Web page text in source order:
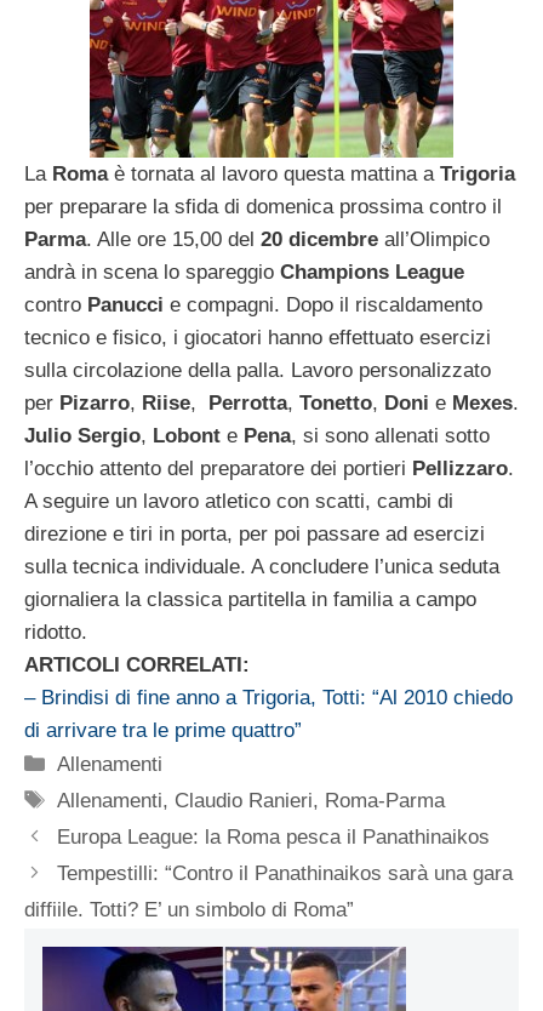
La Roma è tornata al lavoro questa mattina a Trigoria
per preparare la sfida di domenica prossima contro il
Parma. Alle ore 15,00 del 20 dicembre all’Olimpico
andrà in scena lo spareggio Champions League
contro Panucci e compagni. Dopo il riscaldamento
tecnico e fisico, i giocatori hanno effettuato esercizi
sulla circolazione della palla. Lavoro personalizzato
per Pizarro, Riise, Perrotta, Tonetto, Doni e Mexes.
Julio Sergio, Lobont e Pena, si sono allenati sotto
l’occhio attento del preparatore dei portieri Pellizzaro.
A seguire un lavoro atletico con scatti, cambi di
direzione e tiri in porta, per poi passare ad esercizi
sulla tecnica individuale. A concludere l’unica seduta
giornaliera la classica partitella in familia a campo
ridotto.
ARTICOLI CORRELATI:
– Brindisi di fine anno a Trigoria, Totti: “Al 2010 chiedo
di arrivare tra le prime quattro”
Categorie
Allenamenti
Tag
Allenamenti, Claudio Ranieri, Roma-Parma
Europa League: la Roma pesca il Panathinaikos
Tempestilli: “Contro il Panathinaikos sarà una gara
diffiile. Totti? E’ un simbolo di Roma”